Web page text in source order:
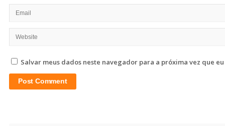
Salvar meus dados neste navegador para a próxima vez que